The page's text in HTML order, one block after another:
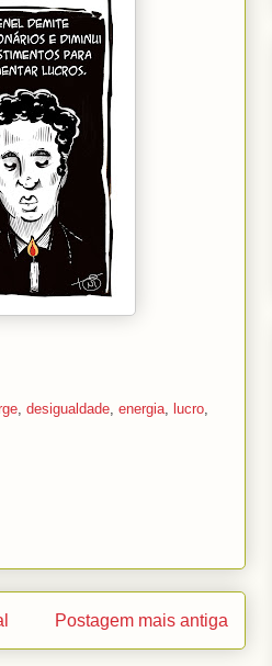
desigualdade energia lucro
Postagem mais antiga